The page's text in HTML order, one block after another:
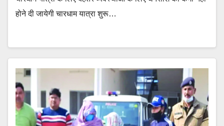
होने दी जायेगी चारधाम यात्रा शुरू…